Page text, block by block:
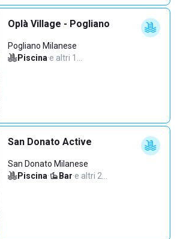
Oplà Village - Pogliano
Pogliano Milanese
Piscina·e altri 1…
San Donato Active
San Donato Milanese
Piscina· Bar·e altri 2…